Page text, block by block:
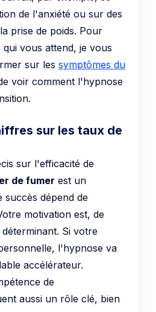
de l'anxiété ou sur des
prise de poids. Pour
vous attend, je vous
sur les symptômes du
voir comment l'hypnose
sur les taux de
sur l'efficacité de
de fumer est un
succès dépend de
motivation est, de
Si votre
l'hypnose va
accélérateur.
de
aussi un rôle clé, bien